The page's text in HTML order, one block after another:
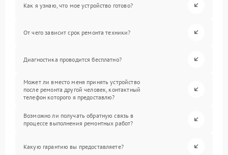
Как я узнаю, что мое устройство готово?
От чего зависит срок ремонта техники?
Диагностика проводится бесплатно?
Может ли вместо меня принять устройство
после ремонта другой человек, контактный
телефон которого я предоставлю?
Возможно ли получать обратную связь в
процессе выполнения ремонтных работ?
Какую гарантию вы предоставляете?